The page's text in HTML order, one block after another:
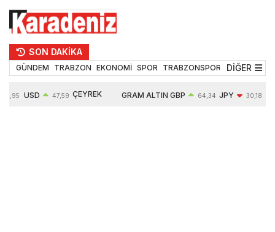
SON DAKİKA
GÜNDEM TRABZON EKONOMİ SPOR TRABZONSPOR TEKNOLOJİ
DİĞER
USD 47,59 ÇEYREK GRAM ALTIN GBP 64,34 JPY 30,18